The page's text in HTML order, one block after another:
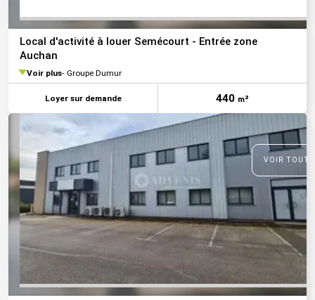
Local d'activité à louer Semécourt - Entrée zone
Auchan
Voir plus Groupe Dumur
Loyer sur demande 440 m²
VOIR